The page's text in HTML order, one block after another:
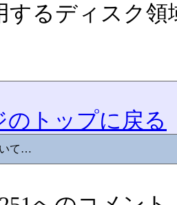
るディスク領
トップに戻る
て…